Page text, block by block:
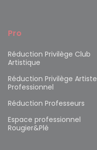
Pro
Réduction Privilège Club
Artistique
Réduction Privilège Artiste
Professionnel
Réduction Professeurs
Espace professionnel
Rougier&Plé